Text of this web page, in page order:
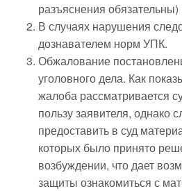
разъяснения обязательны)
В случаях нарушения
дознавателем норм УПК.
Обжалование
уголовного дела. Как
жалоба рассматривается
пользу заявителя, однако
предоставить в суд
которых было принято
возбуждении, что дает
защиты ознакомиться с